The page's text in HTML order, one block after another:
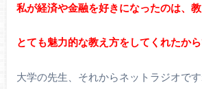
私が経済や金融を好きになったのは、
とても魅力的な教え方をしてくれたから
大学の先生、それからネットラジオです